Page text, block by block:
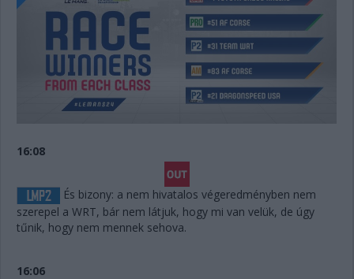
16:08
És bizony: a nem hivatalos végeredményben nem
szerepel a WRT, bár nem látjuk, hogy mi van velük, de úgy
tűnik, hogy nem mennek sehova.
16:06